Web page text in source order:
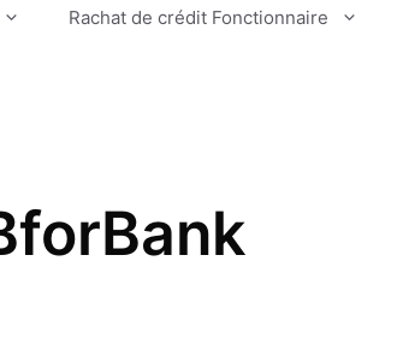
Rachat de crédit Fonctionnaire